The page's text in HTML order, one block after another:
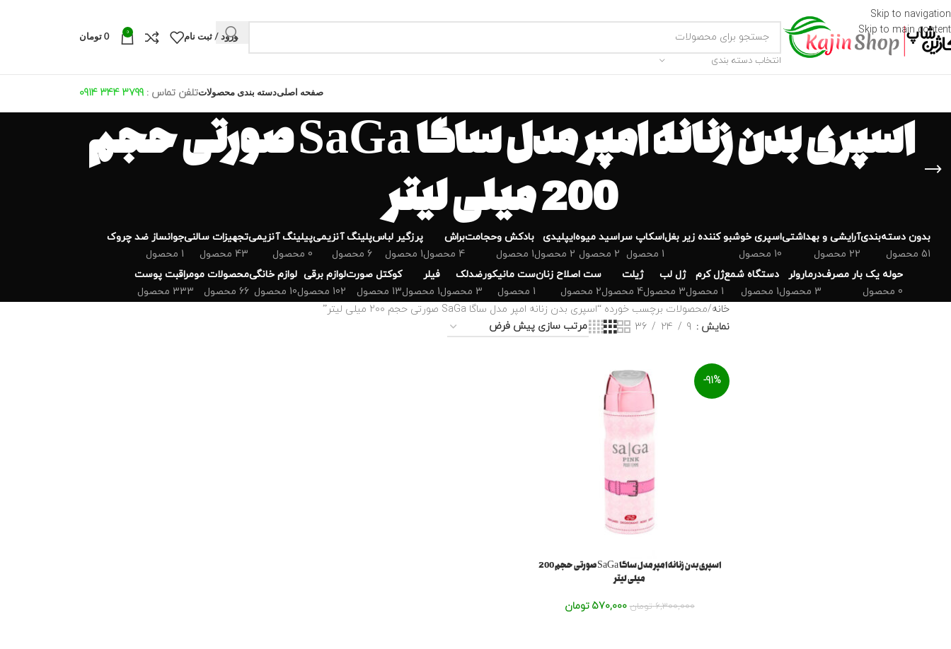
Skip to navigation
Skip to main content
انتخاب دسته بندی
ورود / ثبت نام
0
0 تومان
صفحه اصلیدسته بندی محصولاتتلفن تماس : 3799 344 0914
اسپری بدن زنانه امپر مدل ساگا SaGa صورتی حجم
200 میلی لیتر
بدون دسته‌بندی
51 محصول
‌آرایشی و بهداشتی
22 محصول
اسپری خوشبو کننده زیر بغل
10 محصول
اسکاپ سر
1 محصول
اسید میوه
2 محصول
ایپلیدی
2 محصول
بادکش وحجامت
1 محصول
براش
4 محصول
پرزگیر لباس
1 محصول
پلینگ آنزیمی
6 محصول
پیلینگ آنزیمی
0 محصول
تجهیزات سالنی
43 محصول
جوانساز ضد چروک
1 محصول
حوله یک بار مصرف
0 محصول
درمارولر
3 محصول
دستگاه شمع
1 محصول
ژل کرم
1 محصول
ژل لب
3 محصول
ژیلت
4 محصول
ست اصلاح زنان
2 محصول
ست مانیکور
1 محصول
ضدلک
3 محصول
فیلر
1 محصول
کوکتل صورت
13 محصول
لوازم برقی
102 محصول
لوازم خانگی
10 محصول
محصولات مو
66 محصول
مراقبت پوست
333 محصول
خانه محصولات برچسب خورده “اسپری بدن زنانه امپر مدل ساگا SaGa صورتی حجم 200 میلی لیتر”
نمایش
9
24
36
-91%
اسپری بدن زنانه امپر مدل ساگا SaGa صورتی حجم 200
میلی لیتر
6,300,000 تومان 570,000 تومان